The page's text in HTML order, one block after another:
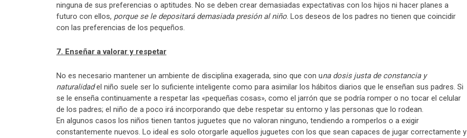
ninguna de sus preferencias o aptitudes. No se deben crear demasiadas expectativas con los hijos ni hacer planes a
futuro con ellos, porque se le depositará demasiada presión al niño. Los deseos de los padres no tienen que coincidir
con las preferencias de los pequeños.
7. Enseñar a valorar y respetar
No es necesario mantener un ambiente de disciplina exagerada, sino que con una dosis justa de constancia y
naturalidadel niño suele ser lo suficiente inteligente como para asimilar los hábitos diarios que le enseñan sus padres. Si
se le enseña continuamente a respetar las «pequeñas cosas», como el jarrón que se podría romper o no tocar el celular
de los padres; el niño de a poco irá incorporando que debe respetar su entorno y las personas que lo rodean.
En algunos casos los niños tienen tantos juguetes que no valoran ninguno, tendiendo a romperlos o a exigir
constantemente nuevos. Lo ideal es solo otorgarle aquellos juguetes con los que sean capaces de jugar correctamente y